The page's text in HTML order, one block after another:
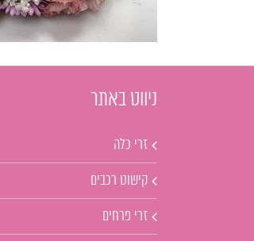
ניווט באתר
זרי כלה
קישוט רכבים
זרי פרחים